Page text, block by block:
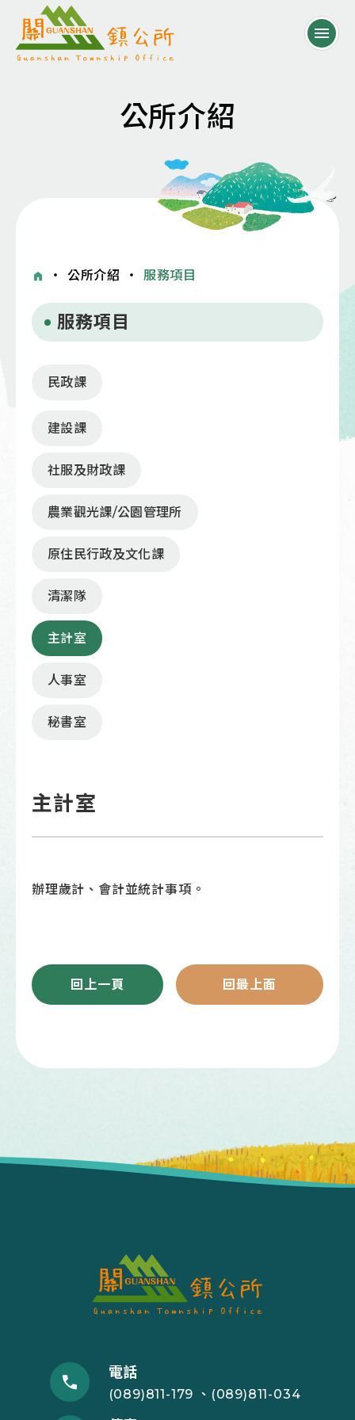
公所介紹
・ 公所介紹 ・ 服務項目
服務項目
民政課
建設課
社服及財政課
農業觀光課/公園管理所
原住民行政及文化課
清潔隊
主計室
人事室
秘書室
主計室
辦理歲計、會計並統計事項。
回上一頁 回最上面
電話
(089)811-179 、(089)811-034